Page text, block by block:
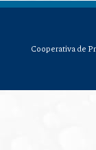
Cooperativa de